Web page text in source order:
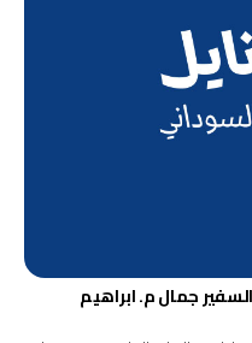
السفير جمال م. ابراهيم